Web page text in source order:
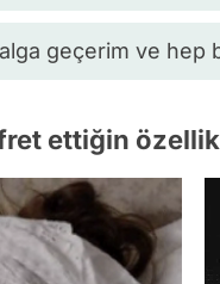
geçerim ve hep
ettiğin